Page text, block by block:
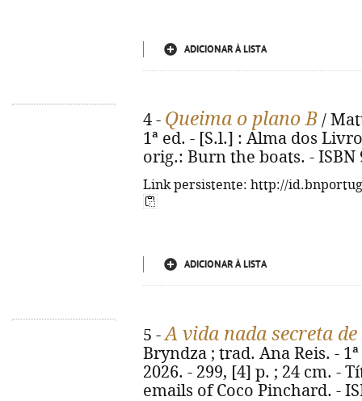
ADICIONAR À LISTA
4 - Queima o plano B /
1ª ed. - [S.l.] : Alma dos
orig.: Burn the boats. - ISBN
Link persistente: http://
ADICIONAR À LISTA
5 -A vida nada secreta
Bryndza ; trad. Ana Reis. -
2026. - 299, [4] p. ; 24 cm. -
emails of Coco Pinchard. -